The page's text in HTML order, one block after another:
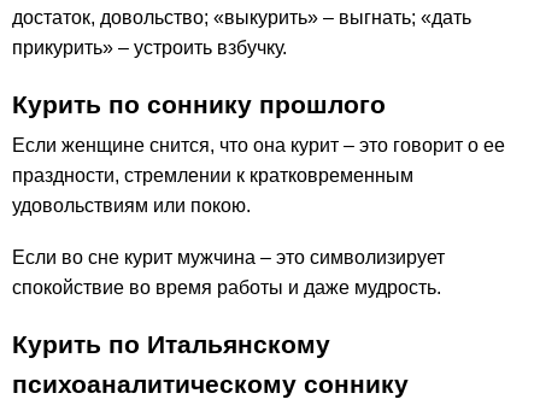
достаток, довольство; «выкурить» – выгнать; «дать
прикурить» – устроить взбучку.
Курить по соннику прошлого
Если женщине снится, что она курит – это говорит о ее
праздности, стремлении к кратковременным
удовольствиям или покою.
Если во сне курит мужчина – это символизирует
спокойствие во время работы и даже мудрость.
Курить по Итальянскому
психоаналитическому соннику